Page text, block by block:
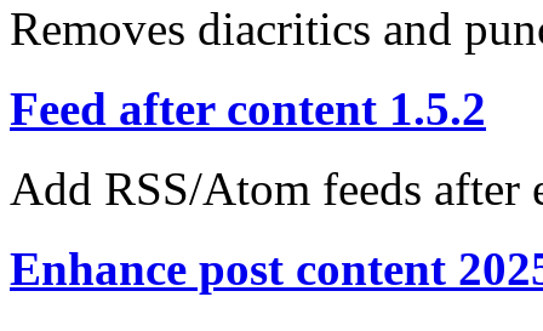
Removes diacritics and
Feed after content 1.5.2
Add RSS/Atom feeds after
Enhance post content